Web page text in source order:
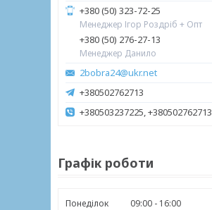
+380 (50) 323-72-25
Менеджер Ігор Роздріб + Опт
+380 (50) 276-27-13
Менеджер Данило
2bobra24@ukr.net
+380502762713
+380503237225, +380502762713
Графік роботи
Понеділок 09:00
16:00